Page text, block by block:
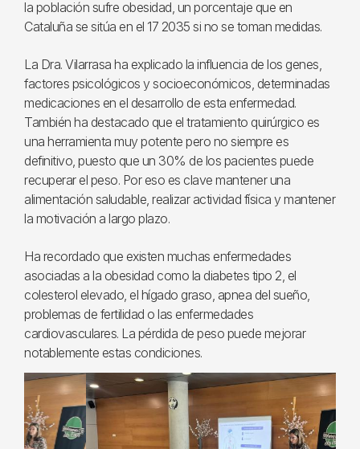
la población sufre obesidad, un porcentaje que en
Cataluña se sitúa en el 17 2035 si no se toman medidas.
La Dra. Vilarrasa ha explicado la influencia de los genes,
factores psicológicos y socioeconómicos, determinadas
medicaciones en el desarrollo de esta enfermedad.
También ha destacado que el tratamiento quirúrgico es
una herramienta muy potente pero no siempre es
definitivo, puesto que un 30% de los pacientes puede
recuperar el peso. Por eso es clave mantener una
alimentación saludable, realizar actividad física y mantener
la motivación a largo plazo.
Ha recordado que existen muchas enfermedades
asociadas a la obesidad como la diabetes tipo 2, el
colesterol elevado, el hígado graso, apnea del sueño,
problemas de fertilidad o las enfermedades
cardiovasculares. La pérdida de peso puede mejorar
notablemente estas condiciones.